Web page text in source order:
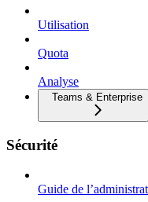
Utilisation
Quota
Analyse
Teams & Enterprise
Sécurité
Guide de